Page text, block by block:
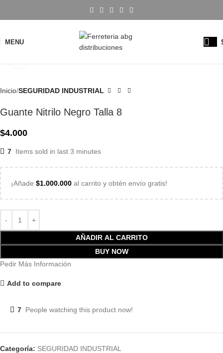
MENU
Inicio SEGURIDAD INDUSTRIAL
Guante Nitrilo Negro Talla 8
$4.000
7 Items sold in last 3 minutes
¡Añade $1.000.000 al carrito y obtén envío gratis!
AÑADIR AL CARRITO
BUY NOW
Pedir Más Información
Add to compare
7 People watching this product now!
Categoría: SEGURIDAD INDUSTRIAL